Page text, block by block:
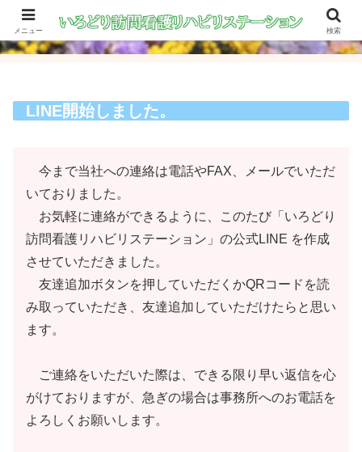
LINE開始しました。
今まで当社への連絡は電話やFAX、メールでいただ
いておりました。
お気軽に連絡ができるように、このたび「いろどり
訪問看護リハビリステーション」の公式LINE を作成
させていただきました。
友達追加ボタンを押していただくかQRコードを読
み取っていただき、友達追加していただけたらと思い
ます。
ご連絡をいただいた際は、できる限り早い返信を心
がけておりますが、急ぎの場合は事務所へのお電話を
よろしくお願いします。
メニュー 検索